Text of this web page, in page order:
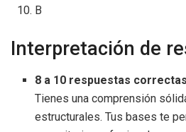
B
Interpretación de
8 a 10 respuestas
Tienes una comprensión
estructurales. Tus bases te